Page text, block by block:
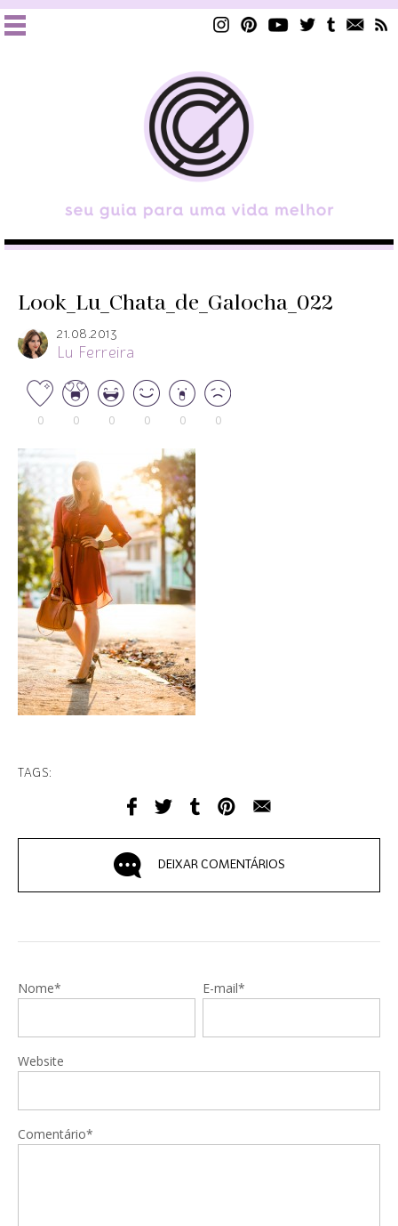
Look_Lu_Chata_de_Galocha_022
21.08.2013
Lu Ferreira
0 0 0 0 0 0
TAGS:
DEIXAR COMENTÁRIOS
Nome* E-mail*
Website
Comentário*